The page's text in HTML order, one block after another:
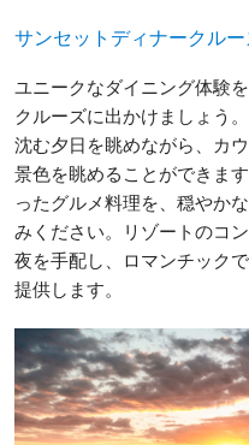
サンセットディナークル
ユニークなダイニング体験
クルーズに出かけましょう
沈む夕日を眺めながら、カ
景色を眺めることができま
ったグルメ料理を、穏やか
みください。リゾートのコ
夜を手配し、ロマンチック
提供します。